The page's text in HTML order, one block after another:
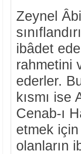
Zeynel
ibâdet
rahmetini
ederler.
kısmı ise
Cenab-ı
etmek
olanların